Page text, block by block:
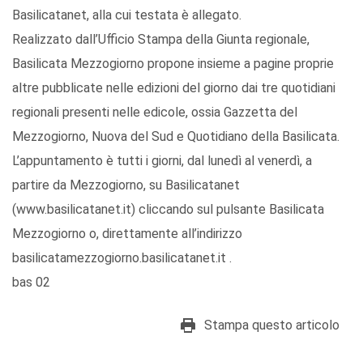
Basilicatanet, alla cui testata è allegato.
Realizzato dall’Ufficio Stampa della Giunta regionale,
Basilicata Mezzogiorno propone insieme a pagine proprie
altre pubblicate nelle edizioni del giorno dai tre quotidiani
regionali presenti nelle edicole, ossia Gazzetta del
Mezzogiorno, Nuova del Sud e Quotidiano della Basilicata.
L’appuntamento è tutti i giorni, dal lunedì al venerdì, a
partire da Mezzogiorno, su Basilicatanet
(www.basilicatanet.it) cliccando sul pulsante Basilicata
Mezzogiorno o, direttamente all’indirizzo
basilicatamezzogiorno.basilicatanet.it .
bas 02
Stampa questo articolo